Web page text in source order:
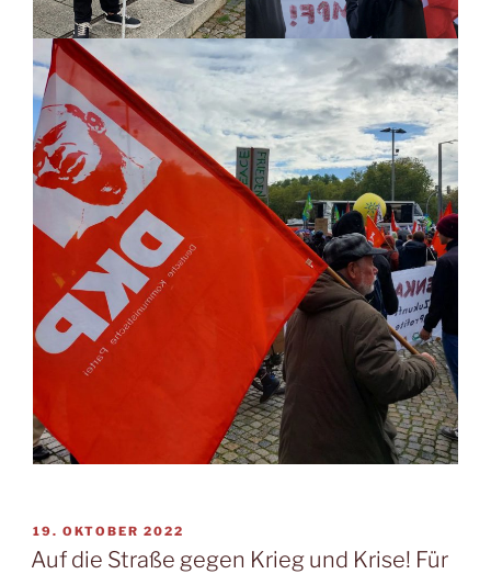
19. OKTOBER 2022
Auf die Straße gegen Krieg und Krise! Für